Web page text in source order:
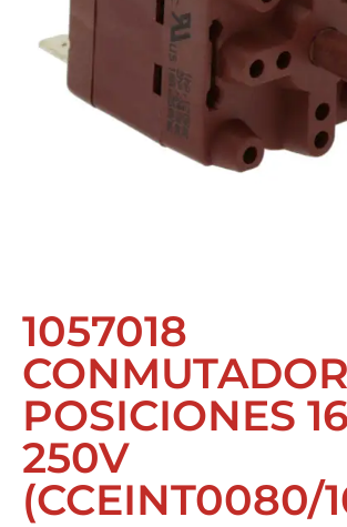
1057018
POSICIONES
250V
(CCEINT0080/